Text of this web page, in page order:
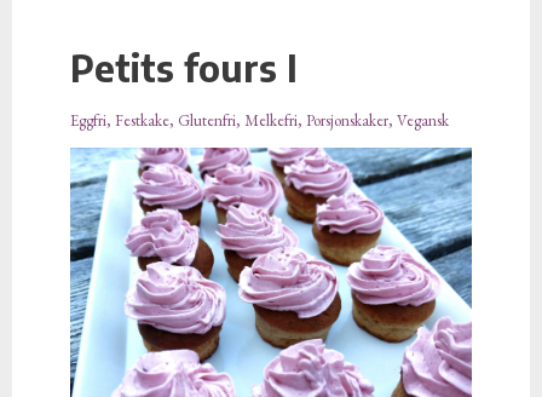
Petits fours I
Eggfri, Festkake, Glutenfri, Melkefri, Porsjonskaker, Vegansk
Petits
I